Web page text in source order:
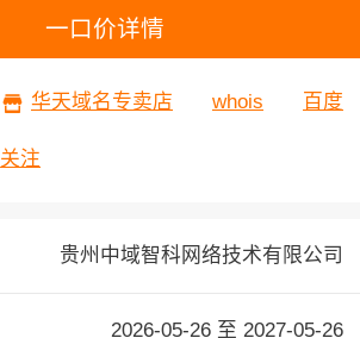
一口价详情
华天域名专卖店 whois 百度
关注
贵州中域智科网络技术有限公司
2026-05-26 至 2027-05-26